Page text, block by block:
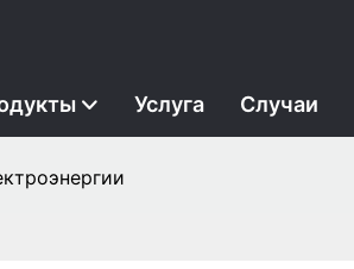
Услуга Случаи